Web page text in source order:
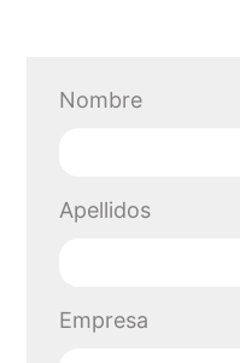
Nombre
Apellidos
Empresa